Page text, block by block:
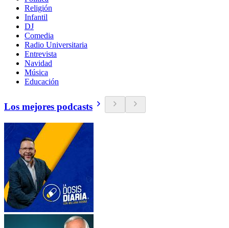
Religión
Infantil
DJ
Comedia
Radio Universitaria
Entrevista
Navidad
Música
Educación
Los mejores podcasts